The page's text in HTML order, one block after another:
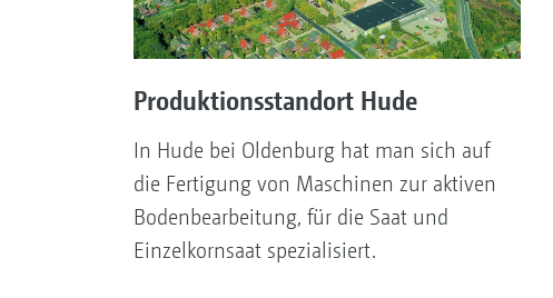
Produktionsstandort Hude
In Hude bei Oldenburg hat man sich auf
die Fertigung von Maschinen zur aktiven
Bodenbearbeitung, für die Saat und
Einzelkornsaat spezialisiert.